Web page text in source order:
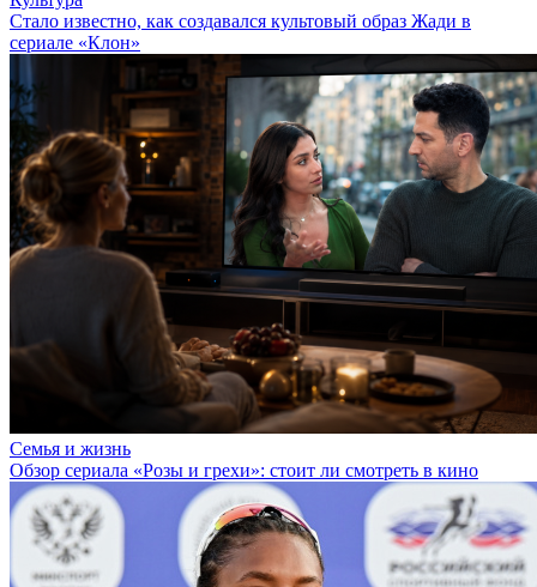
Стало известно, как создавался культовый образ Жади в
сериале «Клон»
Семья и жизнь
Обзор сериала «Розы и грехи»: стоит ли смотреть в кино